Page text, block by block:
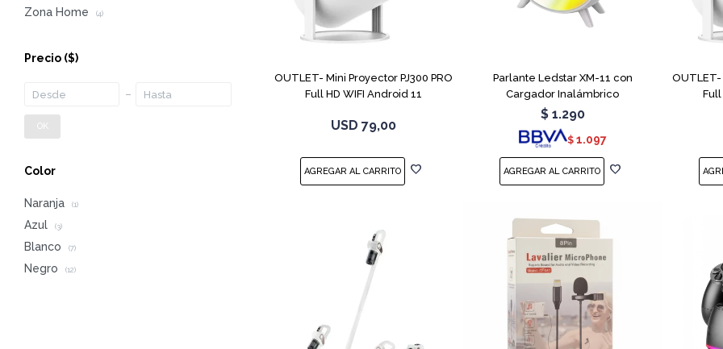
OUTLET- Mini Proyector PJ300 PRO
Full HD WIFI Android 11
USD 79,00
Parlante Ledstar XM-11 con
Cargador Inalámbrico
$ 1.290
$ 1.097
OUTLET-
Full
Zona Home (4)
Precio ($)
OK
Color
Naranja (1)
Azul (3)
Blanco (7)
Negro (12)